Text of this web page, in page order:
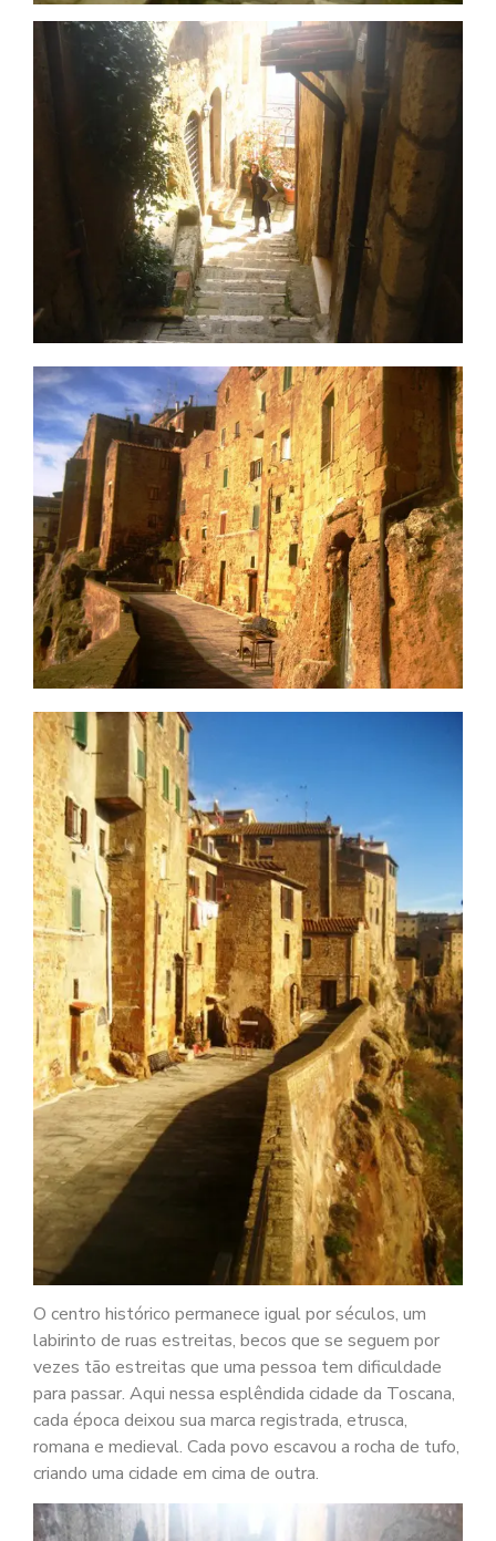
O centro histórico permanece igual por séculos, um
labirinto de ruas estreitas, becos que se seguem por
vezes tão estreitas que uma pessoa tem dificuldade
para passar. Aqui nessa esplêndida cidade da Toscana,
cada época deixou sua marca registrada, etrusca,
romana e medieval. Cada povo escavou a rocha de tufo,
criando uma cidade em cima de outra.